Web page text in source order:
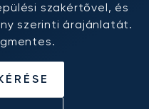
szakértővel, és
szerinti árajánlatát.